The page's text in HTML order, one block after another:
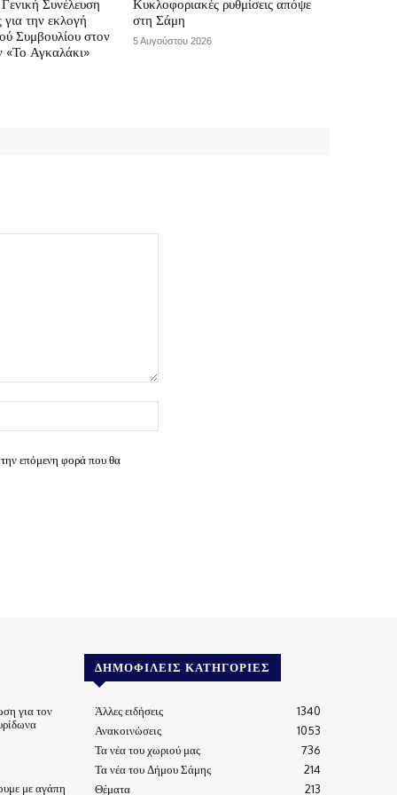
Συνέλευση
για την εκλογή
Συμβουλίου στον
Αγκαλάκι»
Κυκλοφοριακές ρυθμίσεις απόψε
στη Σάμη
5 Αυγούστου 2026
επόμενη φορά που θα
για τον
με αγάπη
ΔΗΜΟΦΙΛΕΊΣ ΚΑΤΗΓΟΡΊΕΣ
Άλλες ειδήσεις
1340
Ανακοινώσεις
1053
Τα νέα του χωριού μας
736
Τα νέα του Δήμου Σάμης
214
Θέματα
213